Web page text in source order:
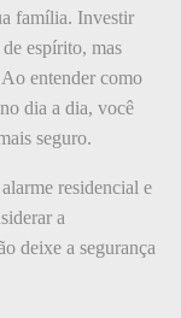
família. Investir
espírito, mas
entender como
dia a dia, você
seguro.
residencial e
a
deixe a segurança